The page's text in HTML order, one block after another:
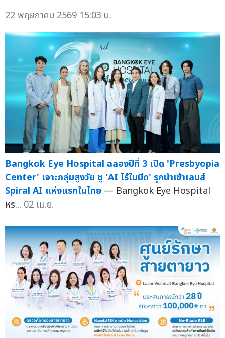
22 พฤษภาคม 2569 15:03 น.
Bangkok Eye Hospital ฉลองปีที่ 3 เปิด 'Presbyopia
Center' เจาะกลุ่มสูงวัย ชู 'AI ไร้ใบมีด' รุกนำเข้าเลนส์
Spiral AI แห่งแรกในไทย — Bangkok Eye Hospital
หร... 02 เม.ย.